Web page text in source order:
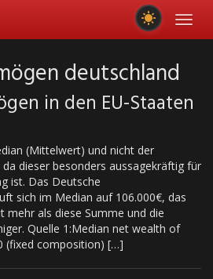
deutschland
in den EU-Staaten
(Mittelwert) und nicht der
dieser besonders aussagekräftig für
ist. Das Deutsche
sich im Median auf 106.000€, das
mehr als diese Summe und die
Quelle 1:Median net wealth of
(fixed composition) […]